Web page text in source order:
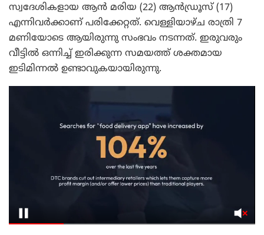
സ്വദേശികളായ ആൻ മരിയ (22) ആൻഡ്രൂസ് (17)
എന്നിവർക്കാണ് പരിക്കേറ്റത്. വെള്ളിയാഴ്ച രാത്രി 7
മണിയോടെ ആയിരുന്നു സംഭവം നടന്നത്. ഇരുവരും
വീട്ടിൽ ഒന്നിച്ച് ഇരിക്കുന്ന സമയത്ത് ശക്തമായ
ഇടിമിന്നൽ ഉണ്ടാവുകയായിരുന്നു.